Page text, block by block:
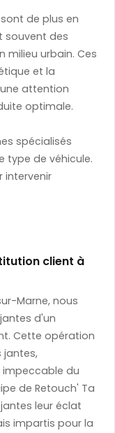
de plus en
souvent des
milieu urbain. Ces
et la
attention
optimale.
spécialisés
type de véhicule.
intervenir
client à
Marne, nous
d'un
Cette opération
jantes,
du
de Retouch' Ta
leur éclat
impartis pour la